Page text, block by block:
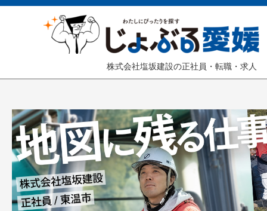
株式会社塩坂建設の正社員・転職・求人